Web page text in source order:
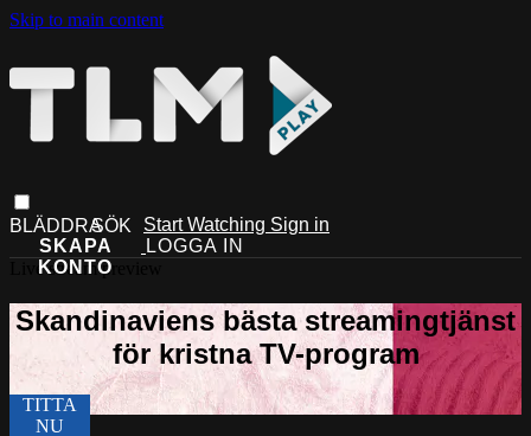
Skip to main content
Start Watching Sign in
Live stream preview